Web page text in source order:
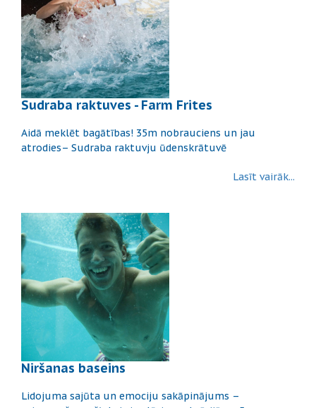
Sudraba raktuves - Farm Frites
Aidā meklēt bagātības! 35m nobrauciens un jau
atrodies– Sudraba raktuvju ūdenskrātuvē
Lasīt vairāk...
Niršanas baseins
Lidojuma sajūta un emociju sakāpinājums –